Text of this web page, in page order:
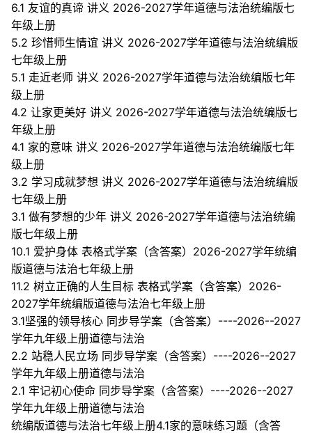
6.1 友谊的真谛 讲义 2026-2027学年道德与法治统编版七
年级上册
5.2 珍惜师生情谊 讲义 2026-2027学年道德与法治统编版
七年级上册
5.1 走近老师 讲义 2026-2027学年道德与法治统编版七年
级上册
4.2 让家更美好 讲义 2026-2027学年道德与法治统编版七
年级上册
4.1 家的意味 讲义 2026-2027学年道德与法治统编版七年
级上册
3.2 学习成就梦想 讲义 2026-2027学年道德与法治统编版
七年级上册
3.1 做有梦想的少年 讲义 2026-2027学年道德与法治统编
版七年级上册
10.1 爱护身体 表格式学案（含答案）2026-2027学年统编
版道德与法治七年级上册
11.2 树立正确的人生目标 表格式学案（含答案）2026-
2027学年统编版道德与法治七年级上册
3.1坚强的领导核心 同步导学案（含答案）----2026--2027
学年九年级上册道德与法治
2.2 站稳人民立场 同步导学案（含答案）----2026--2027
学年九年级上册道德与法治
2.1 牢记初心使命 同步导学案（含答案）----2026--2027
学年九年级上册道德与法治
统编版道德与法治七年级上册4.1家的意味练习题（含答